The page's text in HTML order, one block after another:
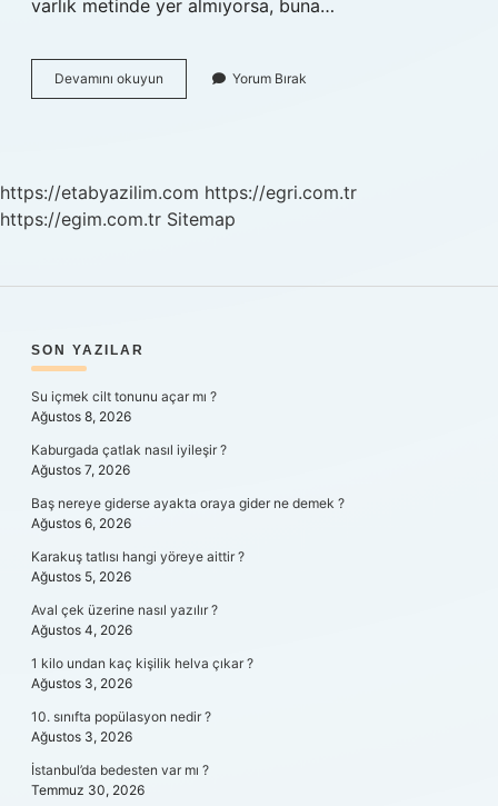
varlık metinde yer almıyorsa, buna…
Devamını okuyun
Gönderim
Yorum Bırak
https://etabyazilim.com https://egri.com.tr
https://egim.com.tr Sitemap
SIDEBAR
SON YAZILAR
Su içmek cilt tonunu açar mı ?
Ağustos 8, 2026
Kaburgada çatlak nasıl iyileşir ?
Ağustos 7, 2026
Baş nereye giderse ayakta oraya gider ne demek ?
Ağustos 6, 2026
Karakuş tatlısı hangi yöreye aittir ?
Ağustos 5, 2026
Aval çek üzerine nasıl yazılır ?
Ağustos 4, 2026
1 kilo undan kaç kişilik helva çıkar ?
Ağustos 3, 2026
10. sınıfta popülasyon nedir ?
Ağustos 3, 2026
İstanbul’da bedesten var mı ?
Temmuz 30, 2026